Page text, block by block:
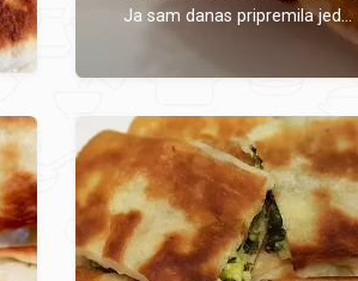
Ja sam danas pripremila jed...